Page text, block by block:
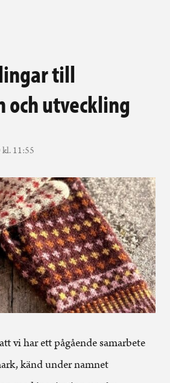
till
och utveckling
11:55
vi har ett pågående samarbete
känd under namnet